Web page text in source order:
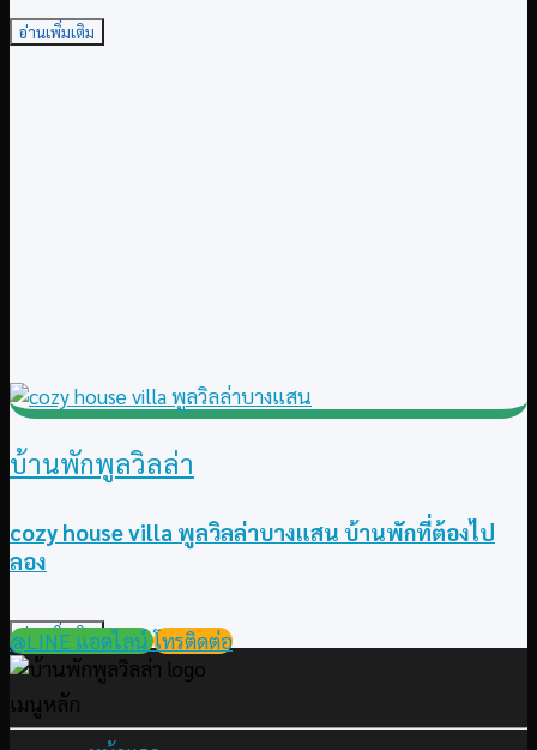
อ่านเพิ่มเติม
บ้านพักพูลวิลล่า
cozy house villa พูลวิลล่าบางแสน บ้านพักที่ต้องไป
ลอง
อ่านเพิ่มเติม
@LINE แอดไลน์ โทรติดต่อ
เมนูหลัก